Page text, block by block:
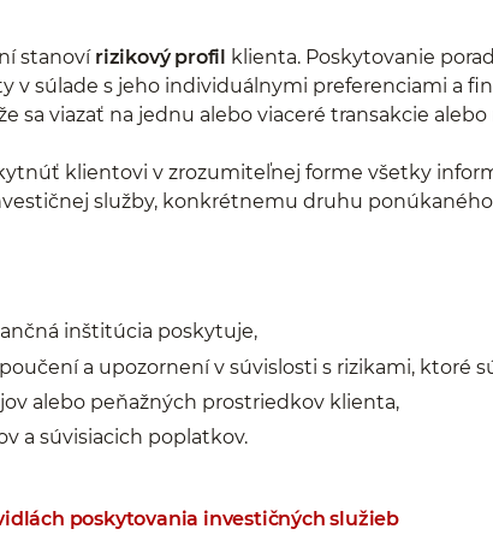
stanoví rizikový profil klienta. Poskytovanie
súlade s jeho individuálnymi preferenciami a
sa viazať na jednu alebo viaceré transakcie
klientovi v zrozumiteľnej forme všetky
služby, konkrétnemu druhu
inštitúcia poskytuje,
a upozornení v súvislosti s rizikami, ktoré
alebo peňažných prostriedkov klienta,
a súvisiacich poplatkov.
poskytovania investičných služieb